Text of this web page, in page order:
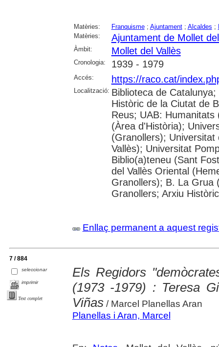
Matèries: Franquisme; Ajuntament; Alcaldes ;
Matèries:
Ajuntament de Mollet
Àmbit: Mollet del Vallès
Cronologia: 1939 - 1979
Accés: https://raco.cat/
Localització: Biblioteca de
Històric de la Ciutat de
Reus; UAB:
(Àrea d'Història);
(Granollers);
Vallès); Universitat
Biblio(a)teneu (Sant
del Vallès Oriental
Granollers); B. La Grua
Granollers; Arxiu
Enllaç permanent a aquest
7 / 884
seleccionar
imprimir
Text complet
Els Regidors
(1973 -1979) : Teresa
Viñas/ Marcel Planellas Aran
Planellas i Aran, Marcel